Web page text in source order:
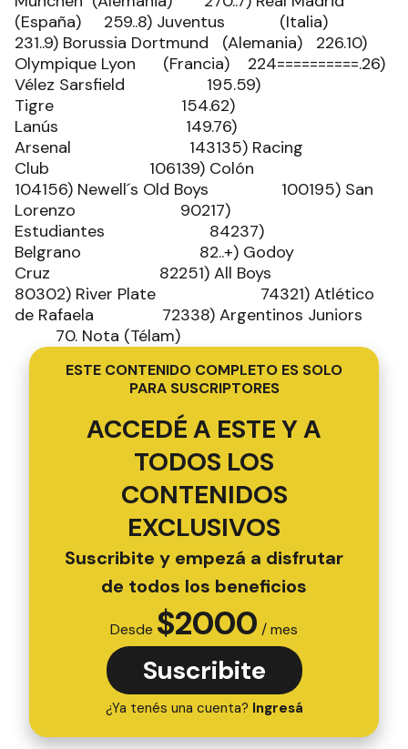
(España) 259..8) Juventus (Italia)
231..9) Borussia Dortmund (Alemania) 226.10)
Olympique Lyon (Francia) 224==========.26)
Vélez Sarsfield 195.59)
Tigre 154.62)
Lanús 149.76)
Arsenal 143135) Racing
Club 106139) Colón
104156) Newell´s Old Boys 100195) San
Lorenzo 90217)
Estudiantes 84237)
Belgrano 82..+) Godoy
Cruz 82251) All Boys
80302) River Plate 74321) Atlético
de Rafaela 72338) Argentinos Juniors
70. Nota (Télam)
ESTE CONTENIDO COMPLETO ES SOLO
PARA SUSCRIPTORES
ACCEDÉ A ESTE Y A
TODOS LOS
CONTENIDOS
EXCLUSIVOS
Suscribite y empezá a disfrutar
de todos los beneficios
Desde $2000 / mes
Suscribite
¿Ya tenés una cuenta? Ingresá